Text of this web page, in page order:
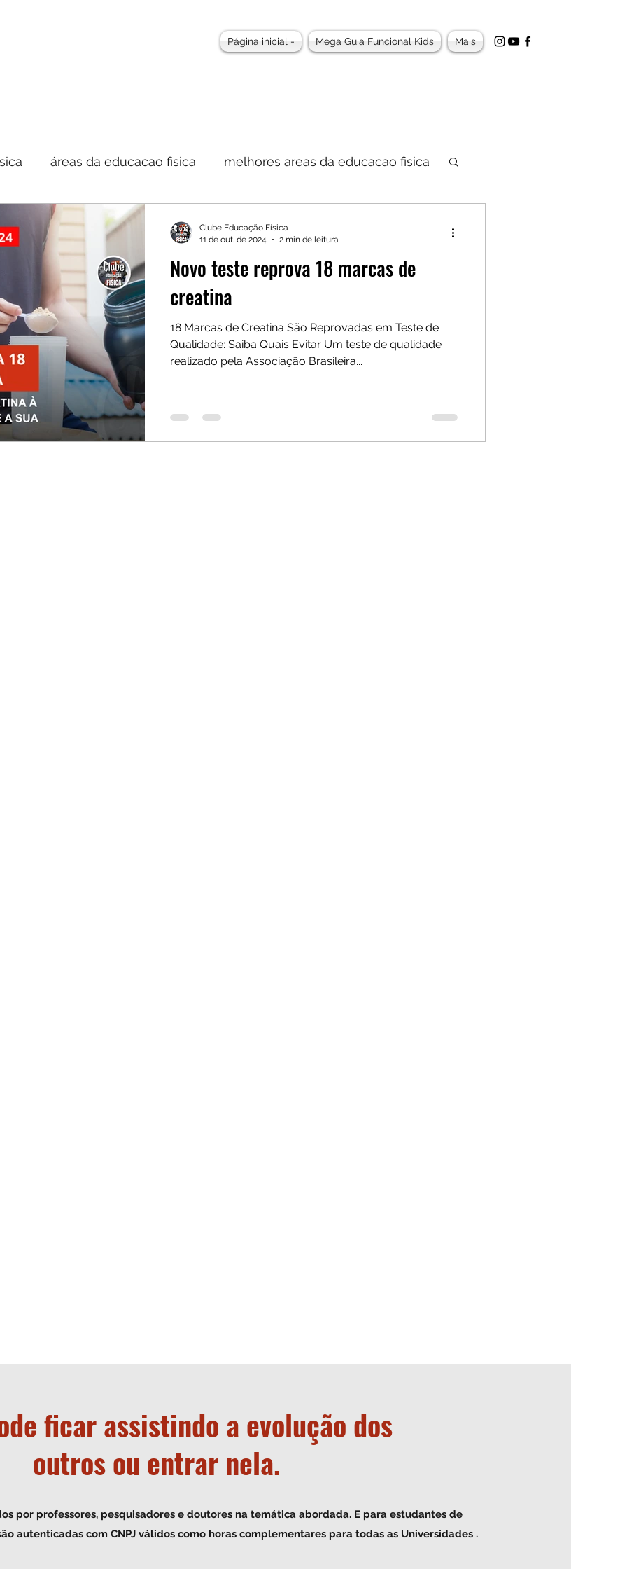
Página inicial - Mega Guia Funcional Kids Mais
áreas da educacao fisica melhores areas da educacao fisica
Novo teste reprova 18 marcas de
creatina
18 Marcas de Creatina São Reprovadas em Teste de
Qualidade: Saiba Quais Evitar Um teste de qualidade
realizado pela Associação Brasileira...
Clube Educação Física
11 de out. de 2024
2 min de leitura
©2017 a 2026 por Clube Educação
CNPJ 37868964000166
ficar assistindo a evolução dos
outros ou entrar nela.
por professores, pesquisadores e doutores na temática abordada. E para estudantes de
autenticadas com CNPJ válidos como horas complementares para todas as Universidades .